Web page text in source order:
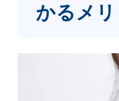
かるメリ